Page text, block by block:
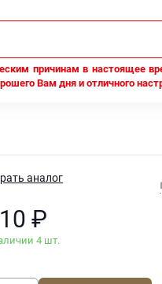
причинам в настоящее
Вам дня и отличного
аналог
₽
4 шт.